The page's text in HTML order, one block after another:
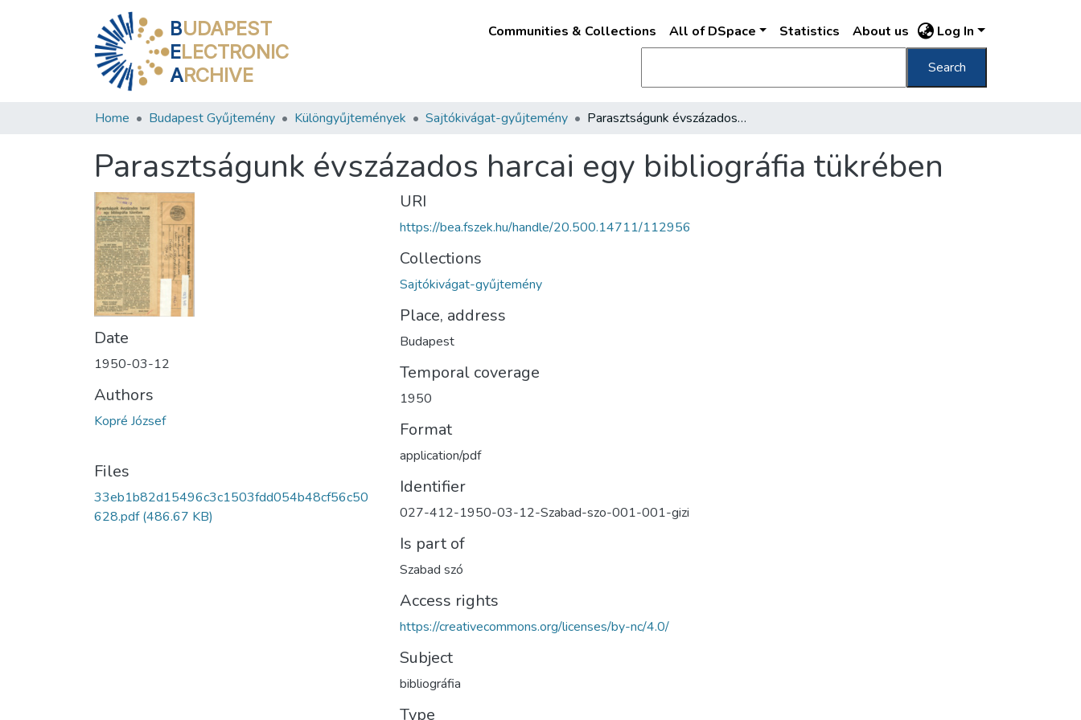
BUDAPEST
ELECTRONIC
ARCHIVE
Communities & Collections All of DSpace Statistics About us Log In
Search
Home Budapest Gyűjtemény Különgyűjtemények Sajtókivágat-gyűjtemény Parasztságunk évszázados harcai egy bibliográfia tükrében
Parasztságunk évszázados harcai egy bibliográfia tükrében
Date
1950-03-12
Authors
Kopré József
Files
33eb1b82d15496c3c1503fdd054b48cf56c50
628.pdf(486.67 KB)
URI
https://bea.fszek.hu/handle/20.500.14711/112956
Collections
Sajtókivágat-gyűjtemény
Place, address
Budapest
Temporal coverage
1950
Format
application/pdf
Identifier
027-412-1950-03-12-Szabad-szo-001-001-gizi
Is part of
Szabad szó
Access rights
https://creativecommons.org/licenses/by-nc/4.0/
Subject
bibliográfia
Type